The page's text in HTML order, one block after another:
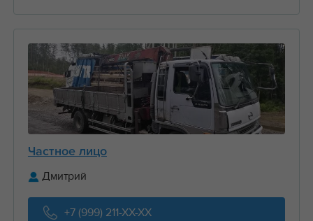
Частное лицо
Дмитрий
+7 (999) 211-XX-XX